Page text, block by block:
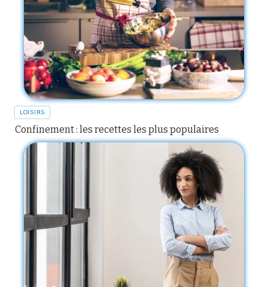
LOISIRS
Confinement : les recettes les plus populaires